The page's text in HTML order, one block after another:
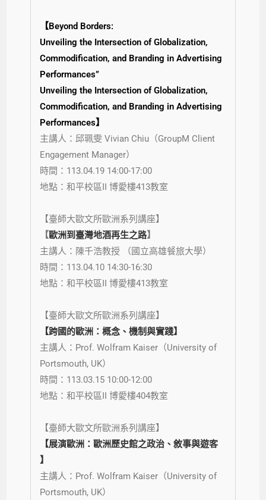
【Beyond Borders:
Unveiling the Intersection of Globalization,
Commodification, and Branding in Advertising
Performances”
Unveiling the Intersection of Globalization,
Commodification, and Branding in Advertising
Performances】
主講人：邱珮雯 Vivian Chiu（GroupM Client
Engagement Manager）
時間：113.04.19 14:00-17:00
地點：和平校區II 博愛樓413教室
【臺師大歐文所歐洲系列講座】
【歐洲到臺灣地酒再生之路】
主講人：陳千浩教授 （國立高雄餐旅大學）
時間：113.04.10 14:30-16:30
地點：和平校區II 博愛樓413教室
【臺師大歐文所歐洲系列講座】
【跨國的歐洲：概念、機制與實踐】
主講人：Prof. Wolfram Kaiser（University of
Portsmouth, UK）
時間：113.03.15 10:00-12:00
地點：和平校區II 博愛樓404教室
【臺師大歐文所歐洲系列講座】
【展演歐洲：歐洲歷史館之政治、敘事與遊客
】
主講人：Prof. Wolfram Kaiser（University of
Portsmouth, UK）